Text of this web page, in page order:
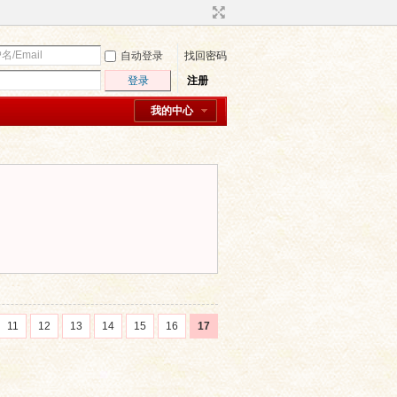
自动登录
找回密码
登录
注册
我的中心
11 12 13 14 15 16 17